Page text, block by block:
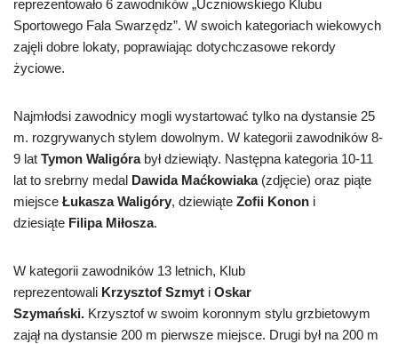
reprezentowało 6 zawodników „Uczniowskiego Klubu
Sportowego Fala Swarzędz”. W swoich kategoriach wiekowych
zajęli dobre lokaty, poprawiając dotychczasowe rekordy
życiowe.
Najmłodsi zawodnicy mogli wystartować tylko na dystansie 25
m. rozgrywanych stylem dowolnym. W kategorii zawodników 8-
9 lat Tymon Waligórabył dziewiąty. Następna kategoria 10-11
lat to srebrny medal Dawida Maćkowiaka(zdjęcie) oraz piąte
miejsce Łukasza Waligóry, dziewiąte Zofii Konon i
dziesiąte Filipa Miłosza.
W kategorii zawodników 13 letnich, Klub
reprezentowali Krzysztof Szmyt i Oskar
Szymański. Krzysztof w swoim koronnym stylu grzbietowym
zajął na dystansie 200 m pierwsze miejsce. Drugi był na 200 m